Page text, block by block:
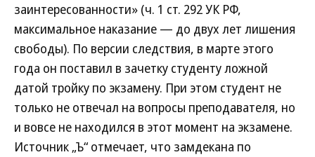
заинтересованности» (ч. 1 ст. 292 УК РФ,
максимальное наказание — до двух лет лишения
свободы). По версии следствия, в марте этого
года он поставил в зачетку студенту ложной
датой тройку по экзамену. При этом студент не
только не отвечал на вопросы преподавателя, но
и вовсе не находился в этот момент на экзамене.
Источник „Ъ“ отмечает, что замдекана по